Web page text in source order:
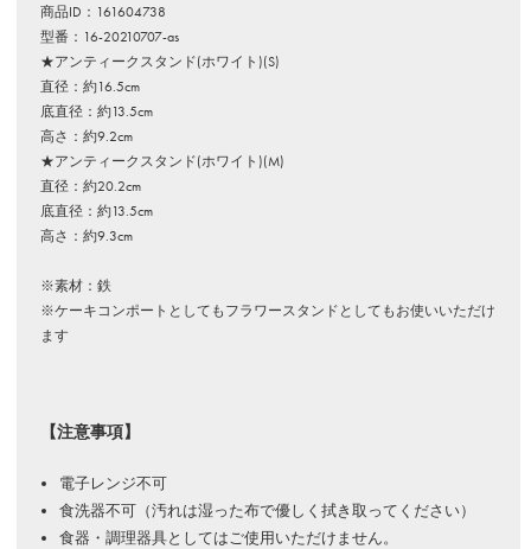
商品ID：161604738
型番：16-20210707-as
★アンティークスタンド(ホワイト)(S)
直径：約16.5cm
底直径：約13.5cm
高さ：約9.2cm
★アンティークスタンド(ホワイト)(M)
直径：約20.2cm
底直径：約13.5cm
高さ：約9.3cm
※素材：鉄
※ケーキコンポートとしてもフラワースタンドとしてもお使いいただけ
ます
【注意事項】
電子レンジ不可
食洗器不可（汚れは湿った布で優しく拭き取ってください）
食器・調理器具としてはご使用いただけません。